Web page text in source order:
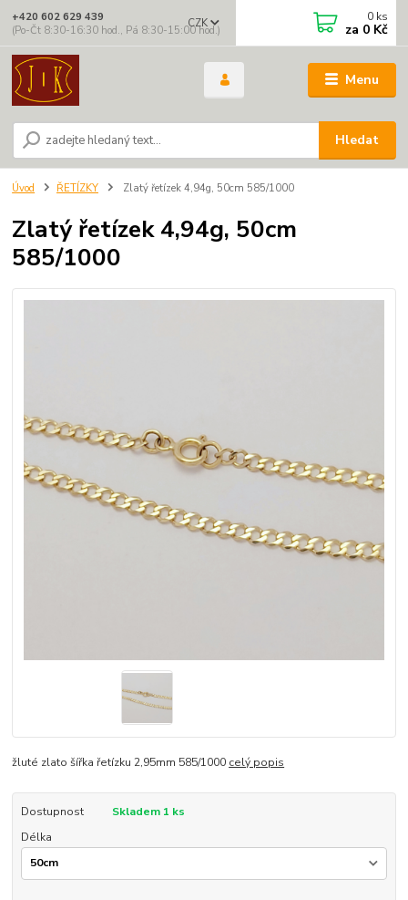
Menu
CZK
Hledat
+420 602 629 439
(Po-Čt 8:30-16:30 hod., Pá 8:30-15:00 hod.)
0 ks
za 0 Kč
Úvod ŘETÍZKY Zlatý řetízek 4,94g, 50cm 585/1000
Zlatý řetízek 4,94g, 50cm
585/1000
žluté zlato šířka řetízku 2,95mm 585/1000 celý popis
Dostupnost
Skladem 1 ks
Délka